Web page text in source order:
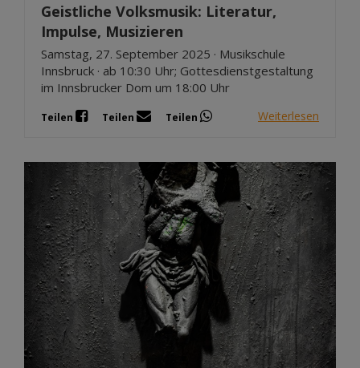
Geistliche Volksmusik: Literatur,
Impulse, Musizieren
Samstag, 27. September 2025 · Musikschule
Innsbruck · ab 10:30 Uhr; Gottesdienstgestaltung
im Innsbrucker Dom um 18:00 Uhr
Teilen Teilen Teilen Weiterlesen